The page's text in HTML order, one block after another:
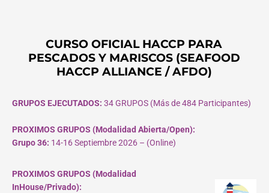
CURSO OFICIAL HACCP PARA
PESCADOS Y MARISCOS (SEAFOOD
HACCP ALLIANCE / AFDO)
GRUPOS EJECUTADOS: 34 GRUPOS (Más de 484 Participantes)
PROXIMOS GRUPOS (Modalidad Abierta/Open):
Grupo 36: 14-16 Septiembre 2026 – (Online)
PROXIMOS GRUPOS (Modalidad
InHouse/Privado):